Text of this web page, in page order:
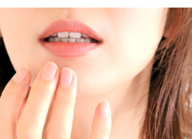
ことは、追い詰められた時に出る、
」です。
は、あなたが窮地で無意識に守ろう
の」を暗示しています。冷静ではい
そ、普段は隠れているあなたの本性